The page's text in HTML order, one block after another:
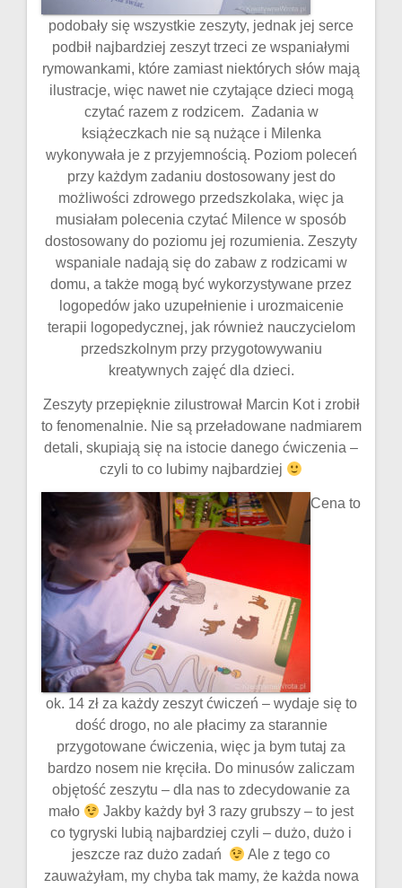
podobały się wszystkie zeszyty, jednak jej serce
podbił najbardziej zeszyt trzeci ze wspaniałymi
rymowankami, które zamiast niektórych słów mają
ilustracje, więc nawet nie czytające dzieci mogą
czytać razem z rodzicem. Zadania w
książeczkach nie są nużące i Milenka
wykonywała je z przyjemnością. Poziom poleceń
przy każdym zadaniu dostosowany jest do
możliwości zdrowego przedszkolaka, więc ja
musiałam polecenia czytać Milence w sposób
dostosowany do poziomu jej rozumienia. Zeszyty
wspaniale nadają się do zabaw z rodzicami w
domu, a także mogą być wykorzystywane przez
logopedów jako uzupełnienie i urozmaicenie
terapii logopedycznej, jak również nauczycielom
przedszkolnym przy przygotowywaniu
kreatywnych zajęć dla dzieci.
Zeszyty przepięknie zilustrował Marcin Kot i zrobił
to fenomenalnie. Nie są przeładowane nadmiarem
detali, skupiają się na istocie danego ćwiczenia –
czyli to co lubimy najbardziej
Cena to
ok. 14 zł za każdy zeszyt ćwiczeń – wydaje się to
dość drogo, no ale płacimy za starannie
przygotowane ćwiczenia, więc ja bym tutaj za
bardzo nosem nie kręciła. Do minusów zaliczam
objętość zeszytu – dla nas to zdecydowanie za
mało
Jakby każdy był 3 razy grubszy – to jest
co tygryski lubią najbardziej czyli – dużo, dużo i
jeszcze raz dużo zadań
Ale z tego co
zauważyłam, my chyba tak mamy, że każda nowa